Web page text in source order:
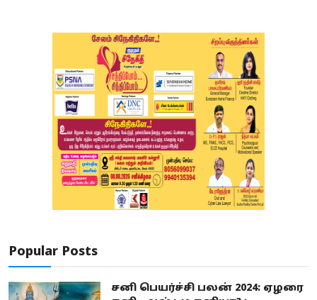
Popular Posts
சனி பெயர்ச்சி பலன் 2024: ஏழரை